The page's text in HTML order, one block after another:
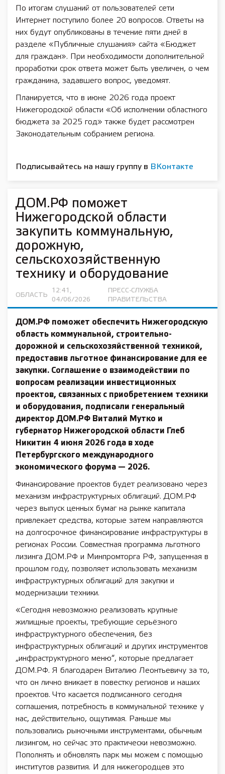
По итогам слушаний от пользователей сети
Интернет поступило более 20 вопросов. Ответы на
них будут опубликованы в течение пяти дней в
разделе «Публичные слушания» сайта «Бюджет
для граждан». При необходимости дополнительной
проработки срок ответа может быть увеличен, о чем
гражданина, задавшего вопрос, уведомят.
Планируется, что в июне 2026 года проект
Нижегородской области «Об исполнении областного
бюджета за 2025 год» также будет рассмотрен
Законодательным собранием региона.
Подписывайтесь на нашу группу в ВКонтакте
ДОМ.РФ поможет
Нижегородской области
закупить коммунальную,
дорожную,
сельскохозяйственную
технику и оборудование
ОБЛАСТЬ
12:41,
04/06/2026
ПРЕСС-СЛУЖБА
ПРАВИТЕЛЬСТВА
ДОМ.РФ поможет обеспечить Нижегородскую
область коммунальной, строительно-
дорожной и сельскохозяйственной техникой,
предоставив льготное финансирование для ее
закупки. Соглашение о взаимодействии по
вопросам реализации инвестиционных
проектов, связанных с приобретением техники
и оборудования, подписали генеральный
директор ДОМ.РФ Виталий Мутко и
губернатор Нижегородской области Глеб
Никитин 4 июня 2026 года в ходе
Петербургского международного
экономического форума — 2026.
Финансирование проектов будет реализовано через
механизм инфраструктурных облигаций. ДОМ.РФ
через выпуск ценных бумаг на рынке капитала
привлекает средства, которые затем направляются
на долгосрочное финансирование инфраструктуры в
регионах России. Совместная программа льготного
лизинга ДОМ.РФ и Минпромторга РФ, запущенная в
прошлом году, позволяет использовать механизм
инфраструктурных облигаций для закупки и
модернизации техники.
«Сегодня невозможно реализовать крупные
жилищные проекты, требующие серьёзного
инфраструктурного обеспечения, без
инфраструктурных облигаций и других инструментов
„инфраструктурного меню“, которые предлагает
ДОМ.РФ. Я благодарен Виталию Леонтьевичу за то,
что он лично вникает в повестку регионов и наших
проектов. Что касается подписанного сегодня
соглашения, потребность в коммунальной технике у
нас, действительно, ощутимая. Раньше мы
пользовались рыночными инструментами, обычным
лизингом, но сейчас это практически невозможно.
Пополнять и обновлять парк мы можем с помощью
институтов развития. И для нижегородцев это